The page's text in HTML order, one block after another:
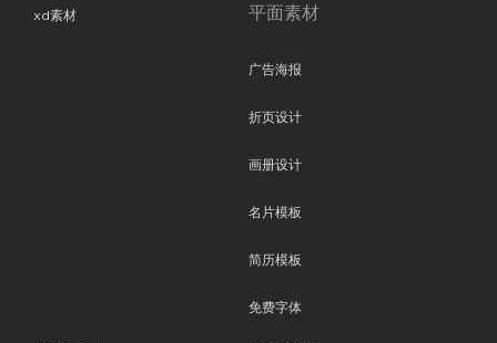
xd素材 平面素材
广告海报
折页设计
画册设计
名片模板
简历模板
免费字体